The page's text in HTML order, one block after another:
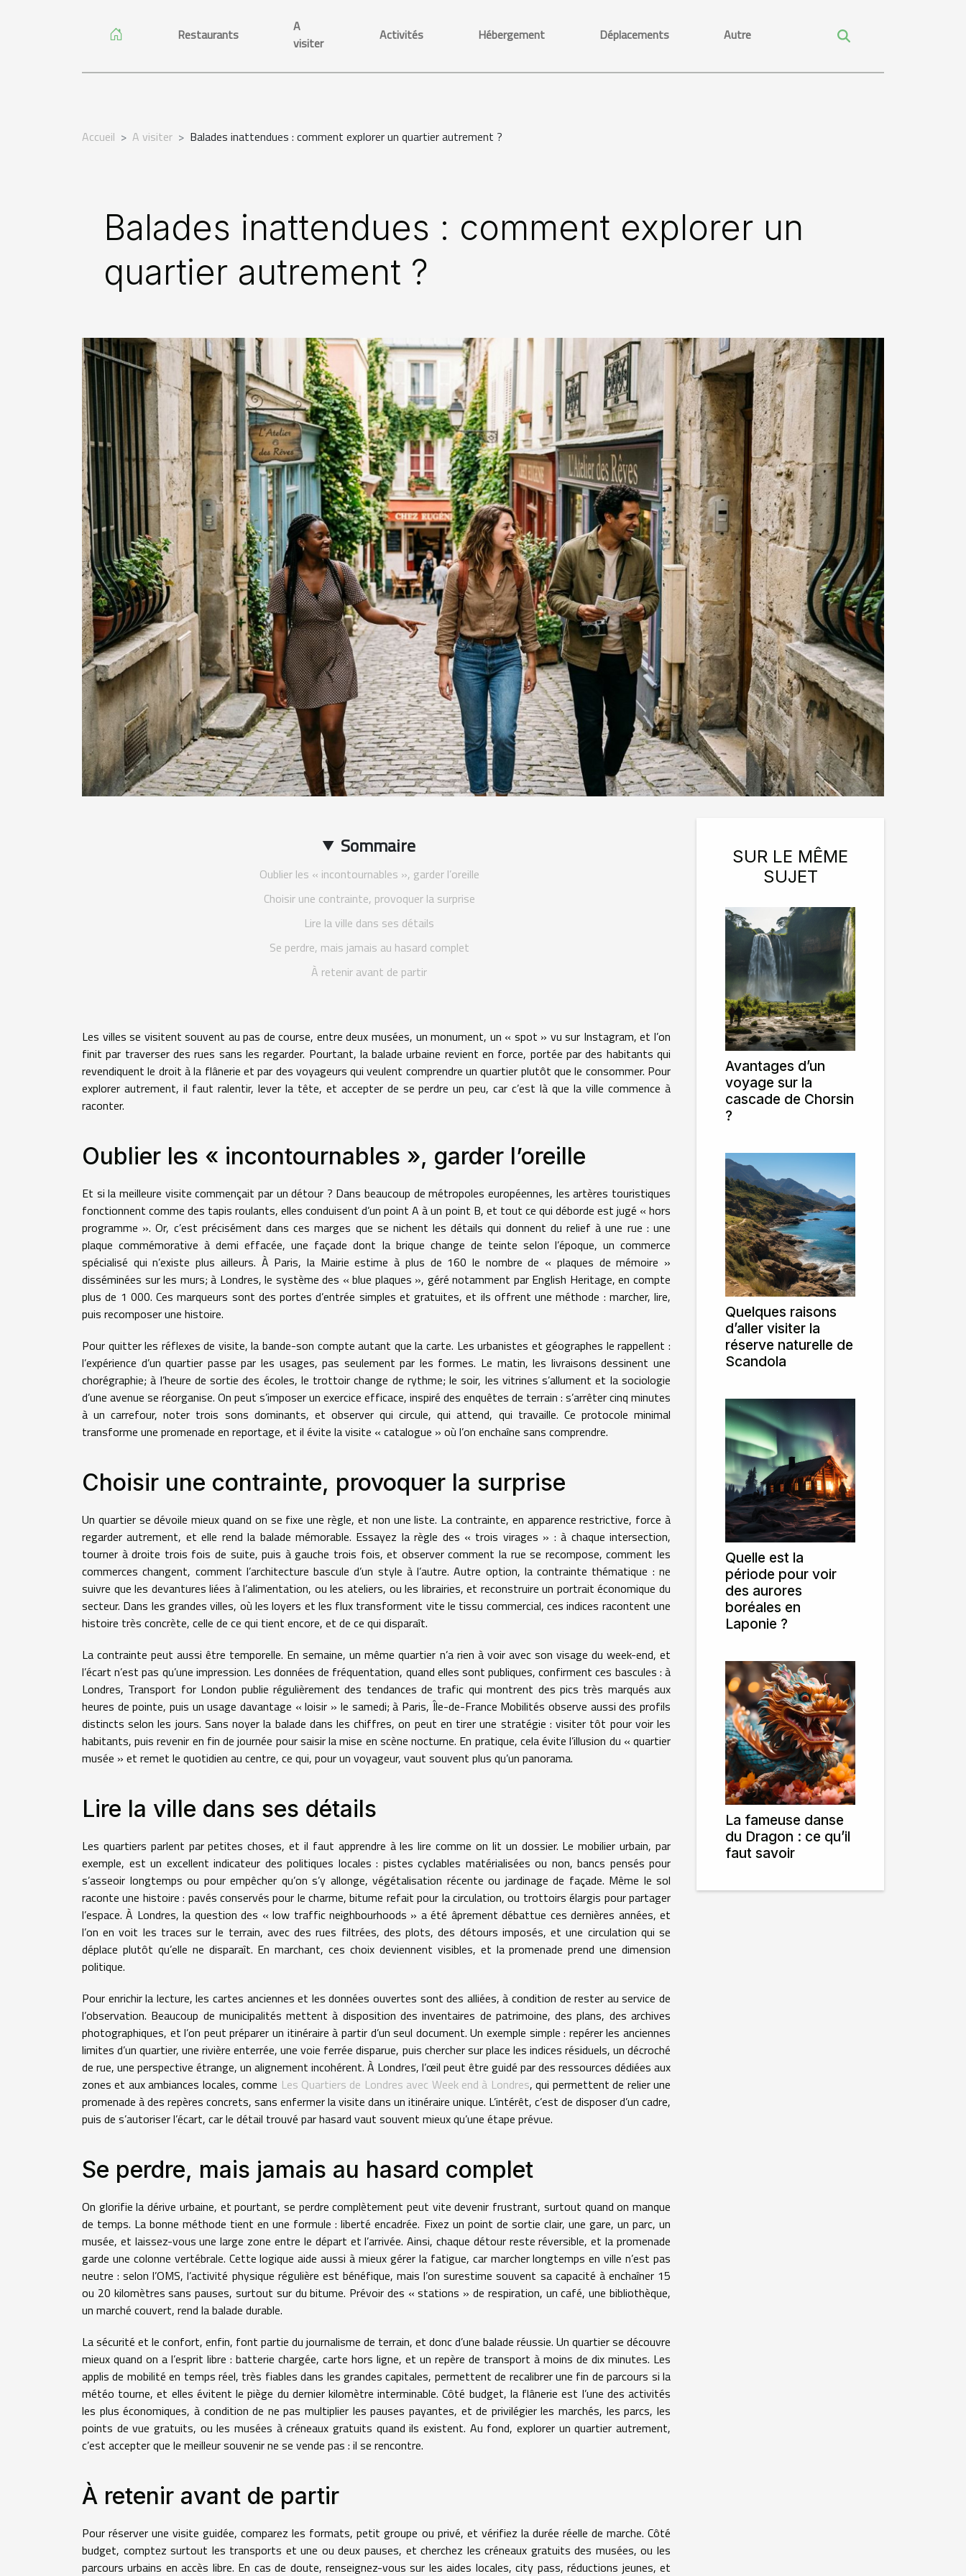
Restaurants
A
visiter
Activités Hébergement Déplacements Autre
Accueil A visiter Balades inattendues : comment explorer un quartier autrement ?
Balades inattendues : comment explorer un
quartier autrement ?
Sommaire
Oublier les « incontournables », garder l’oreille
Choisir une contrainte, provoquer la surprise
Lire la ville dans ses détails
Se perdre, mais jamais au hasard complet
À retenir avant de partir
Les villes se visitent souvent au pas de course, entre deux musées, un monument, un « spot » vu sur Instagram, et l’on
finit par traverser des rues sans les regarder. Pourtant, la balade urbaine revient en force, portée par des habitants qui
revendiquent le droit à la flânerie et par des voyageurs qui veulent comprendre un quartier plutôt que le consommer. Pour
explorer autrement, il faut ralentir, lever la tête, et accepter de se perdre un peu, car c’est là que la ville commence à
raconter.
Oublier les « incontournables », garder l’oreille
Et si la meilleure visite commençait par un détour ? Dans beaucoup de métropoles européennes, les artères touristiques
fonctionnent comme des tapis roulants, elles conduisent d’un point A à un point B, et tout ce qui déborde est jugé « hors
programme ». Or, c’est précisément dans ces marges que se nichent les détails qui donnent du relief à une rue : une
plaque commémorative à demi effacée, une façade dont la brique change de teinte selon l’époque, un commerce
spécialisé qui n’existe plus ailleurs. À Paris, la Mairie estime à plus de 160 le nombre de « plaques de mémoire »
disséminées sur les murs; à Londres, le système des « blue plaques », géré notamment par English Heritage, en compte
plus de 1 000. Ces marqueurs sont des portes d’entrée simples et gratuites, et ils offrent une méthode : marcher, lire,
puis recomposer une histoire.
Pour quitter les réflexes de visite, la bande-son compte autant que la carte. Les urbanistes et géographes le rappellent :
l’expérience d’un quartier passe par les usages, pas seulement par les formes. Le matin, les livraisons dessinent une
chorégraphie; à l’heure de sortie des écoles, le trottoir change de rythme; le soir, les vitrines s’allument et la sociologie
d’une avenue se réorganise. On peut s’imposer un exercice efficace, inspiré des enquêtes de terrain : s’arrêter cinq minutes
à un carrefour, noter trois sons dominants, et observer qui circule, qui attend, qui travaille. Ce protocole minimal
transforme une promenade en reportage, et il évite la visite « catalogue » où l’on enchaîne sans comprendre.
Choisir une contrainte, provoquer la surprise
Un quartier se dévoile mieux quand on se fixe une règle, et non une liste. La contrainte, en apparence restrictive, force à
regarder autrement, et elle rend la balade mémorable. Essayez la règle des « trois virages » : à chaque intersection,
tourner à droite trois fois de suite, puis à gauche trois fois, et observer comment la rue se recompose, comment les
commerces changent, comment l’architecture bascule d’un style à l’autre. Autre option, la contrainte thématique : ne
suivre que les devantures liées à l’alimentation, ou les ateliers, ou les librairies, et reconstruire un portrait économique du
secteur. Dans les grandes villes, où les loyers et les flux transforment vite le tissu commercial, ces indices racontent une
histoire très concrète, celle de ce qui tient encore, et de ce qui disparaît.
La contrainte peut aussi être temporelle. En semaine, un même quartier n’a rien à voir avec son visage du week-end, et
l’écart n’est pas qu’une impression. Les données de fréquentation, quand elles sont publiques, confirment ces bascules : à
Londres, Transport for London publie régulièrement des tendances de trafic qui montrent des pics très marqués aux
heures de pointe, puis un usage davantage « loisir » le samedi; à Paris, Île-de-France Mobilités observe aussi des profils
distincts selon les jours. Sans noyer la balade dans les chiffres, on peut en tirer une stratégie : visiter tôt pour voir les
habitants, puis revenir en fin de journée pour saisir la mise en scène nocturne. En pratique, cela évite l’illusion du « quartier
musée » et remet le quotidien au centre, ce qui, pour un voyageur, vaut souvent plus qu’un panorama.
Lire la ville dans ses détails
Les quartiers parlent par petites choses, et il faut apprendre à les lire comme on lit un dossier. Le mobilier urbain, par
exemple, est un excellent indicateur des politiques locales : pistes cyclables matérialisées ou non, bancs pensés pour
s’asseoir longtemps ou pour empêcher qu’on s’y allonge, végétalisation récente ou jardinage de façade. Même le sol
raconte une histoire : pavés conservés pour le charme, bitume refait pour la circulation, ou trottoirs élargis pour partager
l’espace. À Londres, la question des « low traffic neighbourhoods » a été âprement débattue ces dernières années, et
l’on en voit les traces sur le terrain, avec des rues filtrées, des plots, des détours imposés, et une circulation qui se
déplace plutôt qu’elle ne disparaît. En marchant, ces choix deviennent visibles, et la promenade prend une dimension
politique.
Pour enrichir la lecture, les cartes anciennes et les données ouvertes sont des alliées, à condition de rester au service de
l’observation. Beaucoup de municipalités mettent à disposition des inventaires de patrimoine, des plans, des archives
photographiques, et l’on peut préparer un itinéraire à partir d’un seul document. Un exemple simple : repérer les anciennes
limites d’un quartier, une rivière enterrée, une voie ferrée disparue, puis chercher sur place les indices résiduels, un décroché
de rue, une perspective étrange, un alignement incohérent. À Londres, l’œil peut être guidé par des ressources dédiées aux
zones et aux ambiances locales, comme Les Quartiers de Londres avec Week end à Londres, qui permettent de relier une
promenade à des repères concrets, sans enfermer la visite dans un itinéraire unique. L’intérêt, c’est de disposer d’un cadre,
puis de s’autoriser l’écart, car le détail trouvé par hasard vaut souvent mieux qu’une étape prévue.
Se perdre, mais jamais au hasard complet
On glorifie la dérive urbaine, et pourtant, se perdre complètement peut vite devenir frustrant, surtout quand on manque
de temps. La bonne méthode tient en une formule : liberté encadrée. Fixez un point de sortie clair, une gare, un parc, un
musée, et laissez-vous une large zone entre le départ et l’arrivée. Ainsi, chaque détour reste réversible, et la promenade
garde une colonne vertébrale. Cette logique aide aussi à mieux gérer la fatigue, car marcher longtemps en ville n’est pas
neutre : selon l’OMS, l’activité physique régulière est bénéfique, mais l’on surestime souvent sa capacité à enchaîner 15
ou 20 kilomètres sans pauses, surtout sur du bitume. Prévoir des « stations » de respiration, un café, une bibliothèque,
un marché couvert, rend la balade durable.
La sécurité et le confort, enfin, font partie du journalisme de terrain, et donc d’une balade réussie. Un quartier se découvre
mieux quand on a l’esprit libre : batterie chargée, carte hors ligne, et un repère de transport à moins de dix minutes. Les
applis de mobilité en temps réel, très fiables dans les grandes capitales, permettent de recalibrer une fin de parcours si la
météo tourne, et elles évitent le piège du dernier kilomètre interminable. Côté budget, la flânerie est l’une des activités
les plus économiques, à condition de ne pas multiplier les pauses payantes, et de privilégier les marchés, les parcs, les
points de vue gratuits, ou les musées à créneaux gratuits quand ils existent. Au fond, explorer un quartier autrement,
c’est accepter que le meilleur souvenir ne se vende pas : il se rencontre.
À retenir avant de partir
Pour réserver une visite guidée, comparez les formats, petit groupe ou privé, et vérifiez la durée réelle de marche. Côté
budget, comptez surtout les transports et une ou deux pauses, et cherchez les créneaux gratuits des musées, ou les
parcours urbains en accès libre. En cas de doute, renseignez-vous sur les aides locales, city pass, réductions jeunes, et
SUR LE MÊME
SUJET
Avantages d’un
voyage sur la
cascade de Chorsin
?
Quelques raisons
d’aller visiter la
réserve naturelle de
Scandola
Quelle est la
période pour voir
des aurores
boréales en
Laponie ?
La fameuse danse
du Dragon : ce qu’il
faut savoir